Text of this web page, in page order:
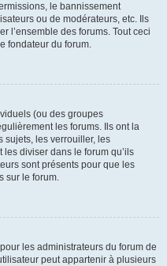
le bannissement
ou de modérateurs, etc. Ils
l’ensemble des forums. Tout ceci
fondateur du forum.
(ou des groupes
les forums. Ils ont la
sujets, les verrouiller, les
diviser dans le forum qu’ils
sont présents pour que les
sur le forum.
les administrateurs du forum de
peut appartenir à plusieurs